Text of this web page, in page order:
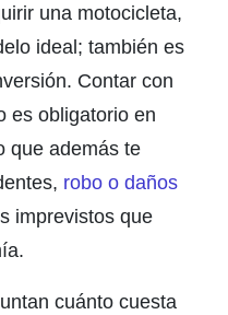
una motocicleta,
ideal; también es
Contar con
es obligatorio en
que además te
robo o daños
imprevistos que
cuánto cuesta